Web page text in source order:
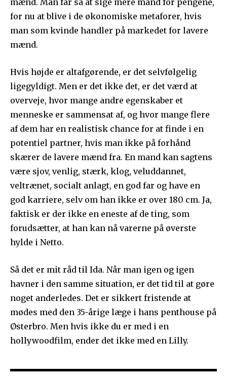
mænd. Man får så at sige mere mand for pengene,
for nu at blive i de økonomiske metaforer, hvis
man som kvinde handler på markedet for lavere
mænd.
Hvis højde er altafgørende, er det selvfølgelig
ligegyldigt. Men er det ikke det, er det værd at
overveje, hvor mange andre egenskaber et
menneske er sammensat af, og hvor mange flere
af dem har en realistisk chance for at finde i en
potentiel partner, hvis man ikke på forhånd
skærer de lavere mænd fra. En mand kan sagtens
være sjov, venlig, stærk, klog, veluddannet,
veltrænet, socialt anlagt, en god far og have en
god karriere, selv om han ikke er over 180 cm. Ja,
faktisk er der ikke en eneste af de ting, som
forudsætter, at han kan nå varerne på øverste
hylde i Netto.
Så det er mit råd til Ida. Når man igen og igen
havner i den samme situation, er det tid til at gøre
noget anderledes. Det er sikkert fristende at
mødes med den 35-årige læge i hans penthouse på
Østerbro. Men hvis ikke du er med i en
hollywoodfilm, ender det ikke med en Lilly.